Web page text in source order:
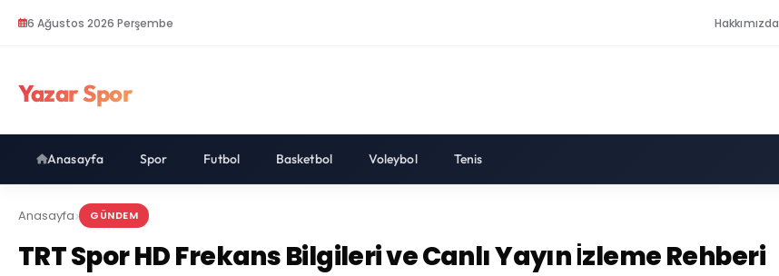
6 Ağustos 2026 Perşembe Hakkımızda
Yazar Spor
Anasayfa Spor Futbol Basketbol Voleybol Tenis
Anasayfa GÜNDEM
TRT Spor HD Frekans Bilgileri ve Canlı Yayın İzleme Rehberi